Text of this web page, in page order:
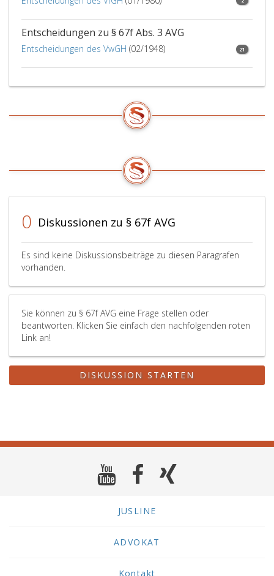
Entscheidungen zu § 67f Abs. 3 AVG
Entscheidungen des VwGH (02/1948) 21
0 Diskussionen zu § 67f AVG
Es sind keine Diskussionsbeiträge zu diesen Paragrafen
vorhanden.
Sie können zu § 67f AVG eine Frage stellen oder
beantworten. Klicken Sie einfach den nachfolgenden roten
Link an!
DISKUSSION STARTEN
JUSLINE
ADVOKAT
Kontakt